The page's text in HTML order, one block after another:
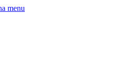
menu